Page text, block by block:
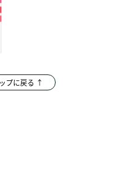
プに戻る ↑